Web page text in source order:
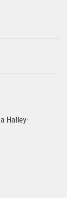
Halley-